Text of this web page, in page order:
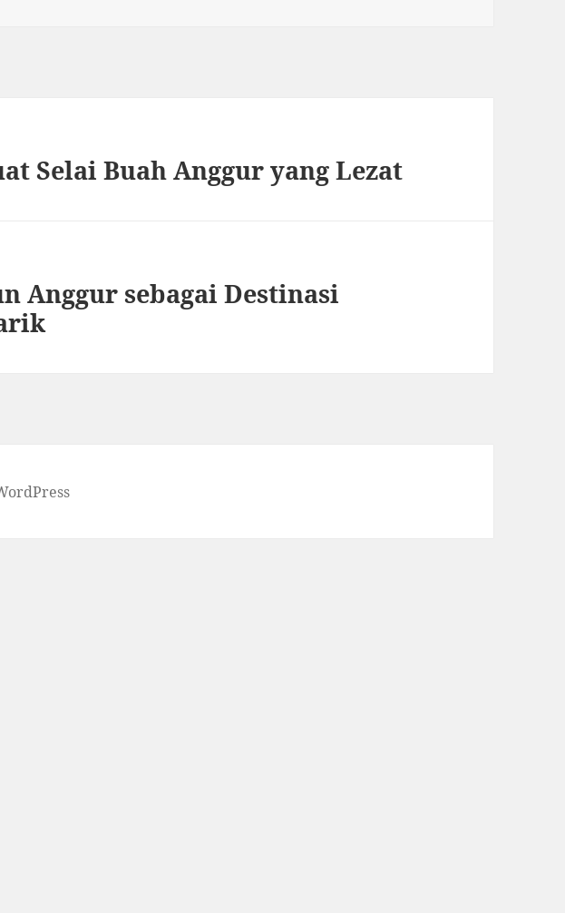
Selai Buah Anggur yang Lezat
Anggur sebagai Destinasi